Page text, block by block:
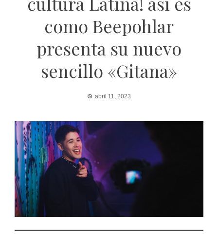
como Beepohlar
presenta su nuevo
sencillo «Gitana»
abril 11, 2023